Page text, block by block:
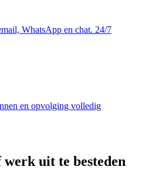
WhatsApp en chat. 24/7
en opvolging volledig
werk uit te besteden